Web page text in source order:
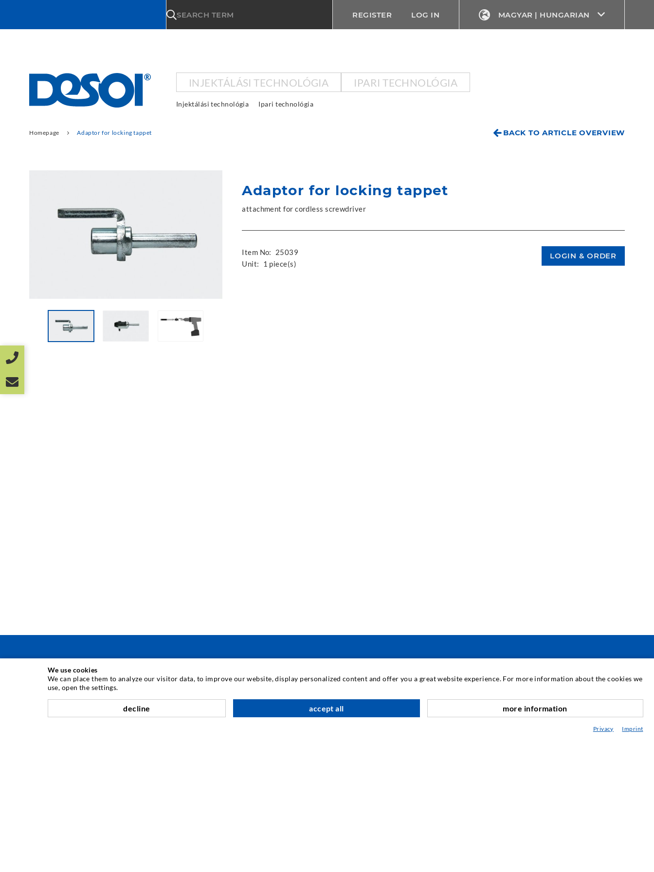
SEARCH TERM REGISTER LOG IN MAGYAR | HUNGARIAN
INJEKTÁLÁSI TECHNOLÓGIA IPARI TECHNOLÓGIA
Injektálási technológia Ipari technológia
BACK TO ARTICLE OVERVIEW
Homepage Adaptor for locking tappet
Adaptor for locking tappet
attachment for cordless screwdriver
Item No:
25039
Unit:
1 piece(s)
INJEKTÁLÁSI TECHNOLÓGIA
Repedés-injektálás
Horizontális tömítés
IPARI TECHNOLÓGIA SZERVIZ
Médiatár
Tanácsadás / Tervezés / Kivitelezés
We use cookies
We can place them to analyze our visitor data, to improve our website, display personalized content and offer you a great website experience. For more information about the cookies we
use, open the settings.
decline accept all more information
Privacy Imprint